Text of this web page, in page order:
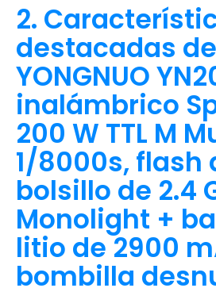
2.
destacadas de
YONGNUO
inalámbrico
200 W TTL M
1/8000s, flash
bolsillo de 2.4
Monolight +
litio de 2900
bombilla